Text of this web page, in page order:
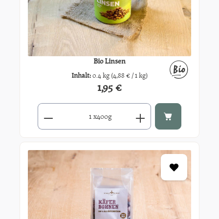
Bio Linsen
Inhalt:0.4 kg (4,88 € / 1 kg)
Regulärer Preis:
1,95 €
Produkt Anzahl: Gib den gewünschten Wert ein oder benutze
x400g